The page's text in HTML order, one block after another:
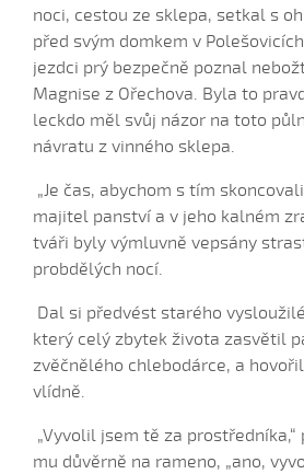
Keď já budem mašírovat
Keď já puojděm
Keď ja puojděm k horám
Keď sem kosił
Keď sem kosil (Lukáš Balajka,
Keď som išiel z Peštu (David
Keď som išla dolinú
Kedy, šohajko
Kedy, šohajko, kedy príděš
Konopja
Krajčír...
noci, cestou ze sklepa, setkal s
před svým domkem v
jezdci prý bezpečně poznal
Magnise z Ořechova. Byla to
leckdo měl svůj názor na toto
návratu z vinného sklepa.
„Je čas, abychom s tím
majitel panství a v jeho kalném
tváři byly výmluvně vepsány
probdělých nocí.
Dal si předvést starého
který celý zbytek života zasvětil
zvěčnělého chlebodárce, a
vlídně.
„Vyvolil jsem tě za
mu důvěrně na rameno, „ano,